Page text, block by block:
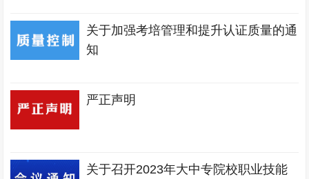
关于加强考培管理和提升认证质量的通
知
严正声明
关于召开2023年大中专院校职业技能